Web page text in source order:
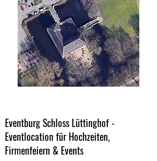
Eventburg Schloss Lüttinghof -
Eventlocation für Hochzeiten,
Firmenfeiern & Events